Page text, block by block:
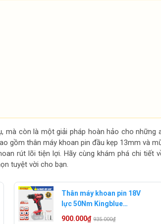
mà còn là một giải pháp hoàn hảo cho những
gồm thân máy khoan pin đầu kẹp 13mm và
rút lõi tiện lợi. Hãy cùng khám phá chi tiết
tuyệt vời cho bạn.
Thân máy khoan pin 18V
lực 50Nm Kingblue
KM18QB (Chân pin
900.000₫ 935.000₫